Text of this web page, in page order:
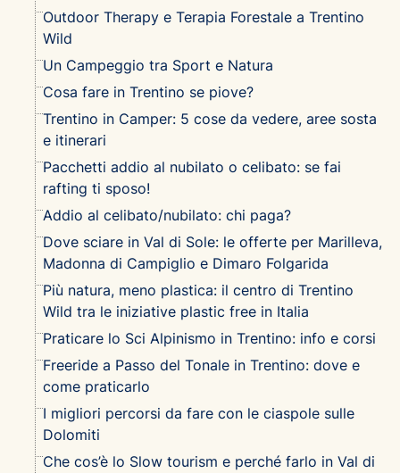
Outdoor Therapy e Terapia Forestale a Trentino
Wild
Un Campeggio tra Sport e Natura
Cosa fare in Trentino se piove?
Trentino in Camper: 5 cose da vedere, aree sosta
e itinerari
Pacchetti addio al nubilato o celibato: se fai
rafting ti sposo!
Addio al celibato/nubilato: chi paga?
Dove sciare in Val di Sole: le offerte per Marilleva,
Madonna di Campiglio e Dimaro Folgarida
Più natura, meno plastica: il centro di Trentino
Wild tra le iniziative plastic free in Italia
Praticare lo Sci Alpinismo in Trentino: info e corsi
Freeride a Passo del Tonale in Trentino: dove e
come praticarlo
I migliori percorsi da fare con le ciaspole sulle
Dolomiti
Che cos’è lo Slow tourism e perché farlo in Val di